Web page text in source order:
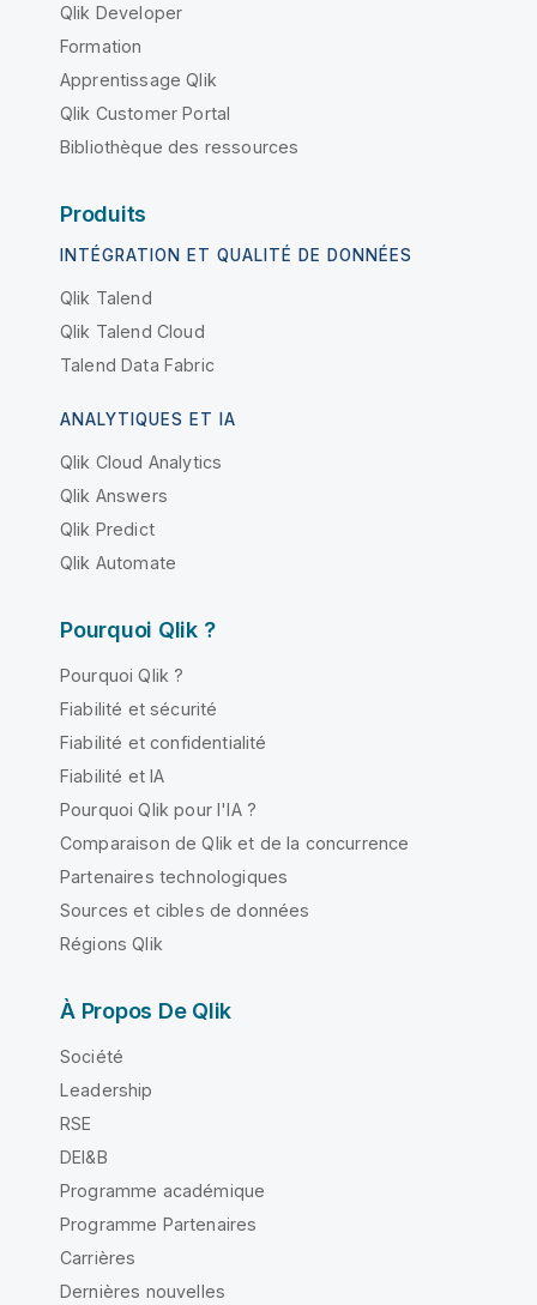
Qlik Developer
Formation
Apprentissage Qlik
Qlik Customer Portal
Bibliothèque des ressources
Produits
INTÉGRATION ET QUALITÉ DE DONNÉES
Qlik Talend
Qlik Talend Cloud
Talend Data Fabric
ANALYTIQUES ET IA
Qlik Cloud Analytics
Qlik Answers
Qlik Predict
Qlik Automate
Pourquoi Qlik ?
Pourquoi Qlik ?
Fiabilité et sécurité
Fiabilité et confidentialité
Fiabilité et IA
Pourquoi Qlik pour l'IA ?
Comparaison de Qlik et de la concurrence
Partenaires technologiques
Sources et cibles de données
Régions Qlik
À Propos De Qlik
Société
Leadership
RSE
DEI&B
Programme académique
Programme Partenaires
Carrières
Dernières nouvelles